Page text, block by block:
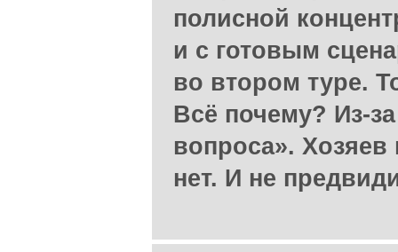
полисной
и с готовым
во втором туре.
Всё почему? Из-
вопроса».
нет. И не